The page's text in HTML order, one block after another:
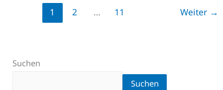
1 2 … 11 Weiter →
Suchen
Suchen